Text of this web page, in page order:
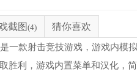
截图 (4) 猜你喜欢
一款射击竞技游戏，游戏内模
胜利，游戏内置菜单和汉化，